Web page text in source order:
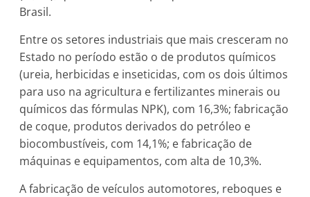
Brasil.
Entre os setores industriais que mais cresceram no
Estado no período estão o de produtos químicos
(ureia, herbicidas e inseticidas, com os dois últimos
para uso na agricultura e fertilizantes minerais ou
químicos das fórmulas NPK), com 16,3%; fabricação
de coque, produtos derivados do petróleo e
biocombustíveis, com 14,1%; e fabricação de
máquinas e equipamentos, com alta de 10,3%.
A fabricação de veículos automotores, reboques e